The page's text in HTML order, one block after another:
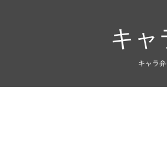
キャ
キャラ